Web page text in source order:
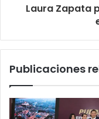
Laura Zapata
Publicaciones